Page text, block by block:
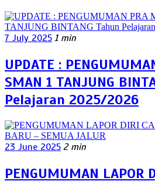
7 July 2025 1 min
UPDATE :
SMAN 1 TANJUNG
Pelajaran 2025/2026
23 June 2025 2 min
PENGUMUMAN LAPOR